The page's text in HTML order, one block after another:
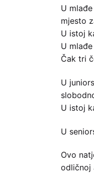
U
mjesto
U istoj
U
Čak tri
U
U istoj
U
Ovo
odličnoj